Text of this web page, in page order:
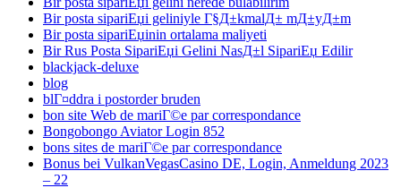
Bir posta sipariЕџi geliniyle Г§Д±kmalД± mД±yД±m
Bir posta sipariЕџinin ortalama maliyeti
Bir Rus Posta SipariЕџi Gelini NasД±l SipariЕџ Edilir
blackjack-deluxe
blog
blГ¤ddra i postorder bruden
bon site Web de mariГ©e par correspondance
Bongobongo Aviator Login 852
bons sites de mariГ©e par correspondance
Bonus bei VulkanVegasCasino DE, Login, Anmeldung 2023
– 22